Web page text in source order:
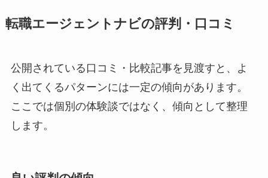
転職エージェントナビの評判・口コミ
公開されている口コミ・比較記事を見渡すと、よ
く出てくるパターンには一定の傾向があります。
ここでは個別の体験談ではなく、傾向として整理
します。